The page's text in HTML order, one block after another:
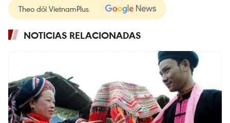
Theo dõi VietnamPlus
NOTICIAS RELACIONADAS